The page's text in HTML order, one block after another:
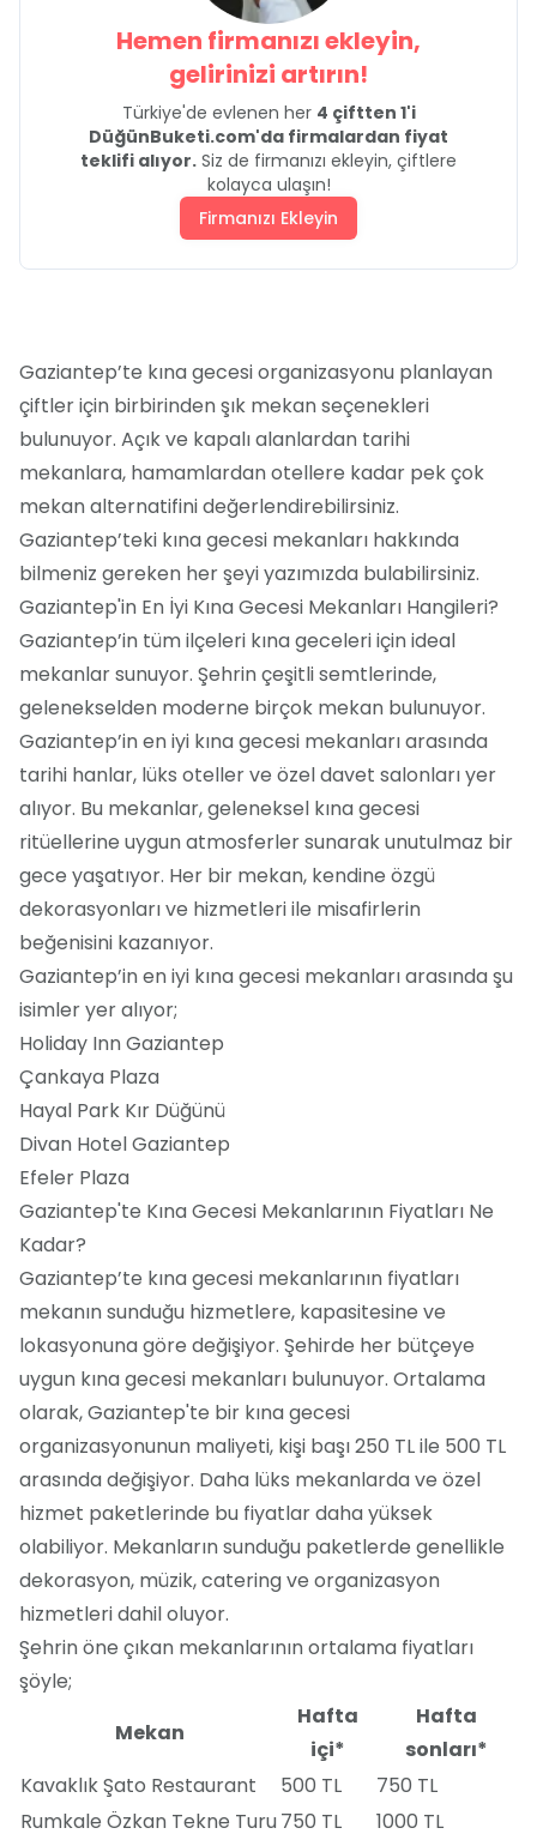
Hemen firmanızı ekleyin,
gelirinizi artırın!
Türkiye'de evlenen her 4 çiftten 1'i
DüğünBuketi.com'da firmalardan fiyat
teklifi alıyor. Siz de firmanızı ekleyin, çiftlere
kolayca ulaşın!
Firmanızı Ekleyin
Gaziantep’te kına gecesi organizasyonu planlayan
çiftler için birbirinden şık mekan seçenekleri
bulunuyor. Açık ve kapalı alanlardan tarihi
mekanlara, hamamlardan otellere kadar pek çok
mekan alternatifini değerlendirebilirsiniz.
Gaziantep’teki kına gecesi mekanları hakkında
bilmeniz gereken her şeyi yazımızda bulabilirsiniz.
Gaziantep'in En İyi Kına Gecesi Mekanları Hangileri?
Gaziantep’in tüm ilçeleri kına geceleri için ideal
mekanlar sunuyor. Şehrin çeşitli semtlerinde,
gelenekselden moderne birçok mekan bulunuyor.
Gaziantep’in en iyi kına gecesi mekanları arasında
tarihi hanlar, lüks oteller ve özel davet salonları yer
alıyor. Bu mekanlar, geleneksel kına gecesi
ritüellerine uygun atmosferler sunarak unutulmaz bir
gece yaşatıyor. Her bir mekan, kendine özgü
dekorasyonları ve hizmetleri ile misafirlerin
beğenisini kazanıyor.
Gaziantep’in en iyi kına gecesi mekanları arasında şu
isimler yer alıyor;
Holiday Inn Gaziantep
Çankaya Plaza
Hayal Park Kır Düğünü
Divan Hotel Gaziantep
Efeler Plaza
Gaziantep'te Kına Gecesi Mekanlarının Fiyatları Ne
Kadar?
Gaziantep’te kına gecesi mekanlarının fiyatları
mekanın sunduğu hizmetlere, kapasitesine ve
lokasyonuna göre değişiyor. Şehirde her bütçeye
uygun kına gecesi mekanları bulunuyor. Ortalama
olarak, Gaziantep'te bir kına gecesi
organizasyonunun maliyeti, kişi başı 250 TL ile 500 TL
arasında değişiyor. Daha lüks mekanlarda ve özel
hizmet paketlerinde bu fiyatlar daha yüksek
olabiliyor. Mekanların sunduğu paketlerde genellikle
dekorasyon, müzik, catering ve organizasyon
hizmetleri dahil oluyor.
Şehrin öne çıkan mekanlarının ortalama fiyatları
şöyle;
Mekan
Hafta
içi*
Hafta
sonları*
Kavaklık Şato Restaurant
500 TL
750 TL
Rumkale Özkan Tekne Turu750 TL
1000 TL